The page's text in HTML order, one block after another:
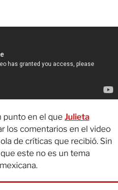
punto en el que Julieta
los comentarios en el video
de críticas que recibió. Sin
este no es un tema